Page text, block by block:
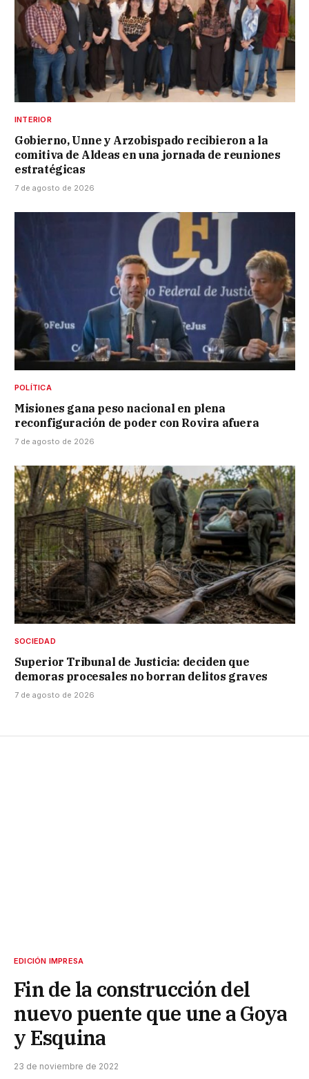
INTERIOR
Gobierno, Unne y Arzobispado recibieron a la
comitiva de Aldeas en una jornada de reuniones
estratégicas
7 de agosto de 2026
POLÍTICA
Misiones gana peso nacional en plena
reconfiguración de poder con Rovira afuera
7 de agosto de 2026
SOCIEDAD
Superior Tribunal de Justicia: deciden que
demoras procesales no borran delitos graves
7 de agosto de 2026
EDICIÓN IMPRESA
Fin de la construcción del
nuevo puente que une a Goya
y Esquina
23 de noviembre de 2022